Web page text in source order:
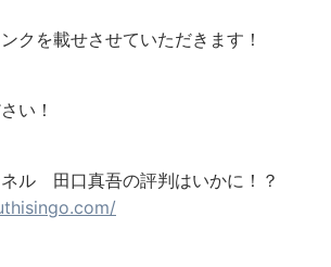
クを載せさせていただきます！
い！
ル 田口真吾の評判はいかに！？